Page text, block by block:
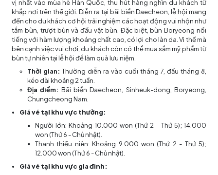
vị nhất vào mùa hè Hàn Quốc, thu hút hàng nghìn du khách từ
khắp nơi trên thế giới. Diễn ra tại bãi biển Daecheon, lễ hội mang
đến cho du khách cơ hội trải nghiệm các hoạt động vui nhộn như
tắm bùn, trượt bùn và đấu vật bùn. Đặc biệt, bùn Boryeong nổi
tiếng với hàm lượng khoáng chất cao, có lợi cho làn da. Vì thế mà
bên cạnh việc vui chơi, du khách còn có thể mua sắm mỹ phẩm từ
bùn tự nhiên tại lễ hội để làm quà lưu niệm.
Thời gian: Thường diễn ra vào cuối tháng 7, đầu tháng 8,
kéo dài khoảng 2 tuần.
Địa điểm: Bãi biển Daecheon, Sinheuk-dong, Boryeong,
Chungcheong Nam.
Giá vé tại khu vực thường:
Người lớn: Khoảng 10.000 won (Thứ 2 - Thứ 5); 14.000
won (Thứ 6 - Chủ nhật).
Thanh thiếu niên: Khoảng 9.000 won (Thứ 2 - Thứ 5);
12.000 won (Thứ 6 - Chủ nhật).
Giá vé tại khu vực gia đình: